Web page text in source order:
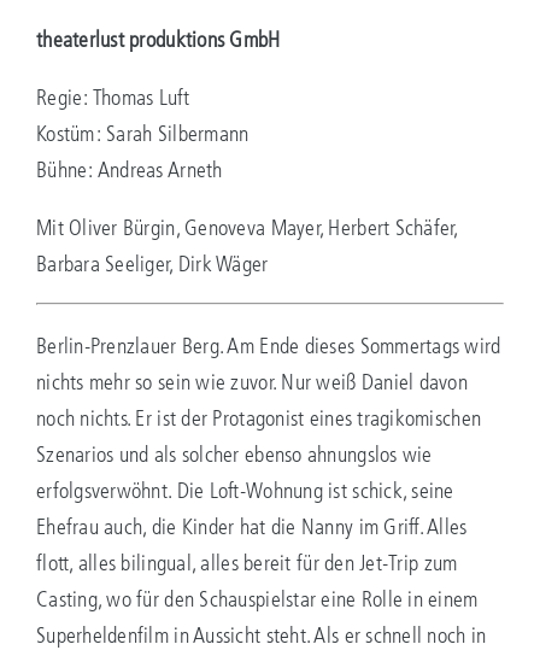
theaterlust produktions GmbH
Regie: Thomas Luft
Kostüm: Sarah Silbermann
Bühne: Andreas Arneth
Mit Oliver Bürgin, Genoveva Mayer, Herbert Schäfer,
Barbara Seeliger, Dirk Wäger
Berlin-Prenzlauer Berg. Am Ende dieses Sommertags wird
nichts mehr so sein wie zuvor. Nur weiß Daniel davon
noch nichts. Er ist der Protagonist eines tragikomischen
Szenarios und als solcher ebenso ahnungslos wie
erfolgsverwöhnt. Die Loft-Wohnung ist schick, seine
Ehefrau auch, die Kinder hat die Nanny im Griff. Alles
flott, alles bilingual, alles bereit für den Jet-Trip zum
Casting, wo für den Schauspielstar eine Rolle in einem
Superheldenfilm in Aussicht steht. Als er schnell noch in